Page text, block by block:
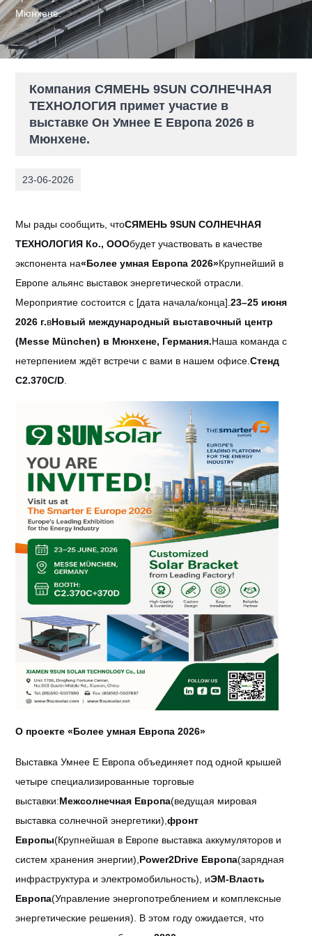
Мюнхене.
Компания СЯМЕНЬ 9SUN СОЛНЕЧНАЯ
ТЕХНОЛОГИЯ примет участие в
выставке Он Умнее E Европа 2026 в
Мюнхене.
23-06-2026
Мы рады сообщить, чтоСЯМЕНЬ 9SUN СОЛНЕЧНАЯ
ТЕХНОЛОГИЯ Ко., ОООбудет участвовать в качестве
экспонента на«Более умная Европа 2026»Крупнейший в
Европе альянс выставок энергетической отрасли.
Мероприятие состоится с [дата начала/конца].23–25 июня
2026 г.вНовый международный выставочный центр
(Messe München) в Мюнхене, Германия.Наша команда с
нетерпением ждёт встречи с вами в нашем офисе.Стенд
C2.370C/D
О проекте «Более умная Европа 2026»
Выставка Умнее E Европа объединяет под одной крышей
четыре специализированные торговые
выставки:Межсолнечная Европа(ведущая мировая
выставка солнечной энергетики),фронт
Европы(Крупнейшая в Европе выставка аккумуляторов и
систем хранения энергии), Power2Drive Европа(зарядная
инфраструктура и электромобильность), иЭМ-Власть
Европа(Управление энергопотреблением и комплексные
энергетические решения). В этом году ожидается, что